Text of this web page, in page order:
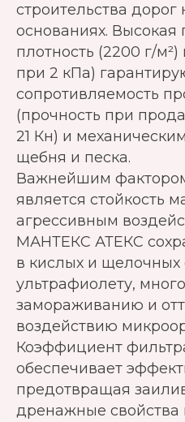
строительства
основаниях. Высокая
плотность (2200 г/
при 2 кПа)
сопротивляемость
(прочность при
21 Кн) и
щебня и песка.
Важнейшим
является стойкость
агрессивным
МАНТЕКС АТЕКС
в кислых и щелочных
ультрафиолету,
замораживанию и
воздействию
Коэффициент
обеспечивает
предотвращая
дренажные свойства